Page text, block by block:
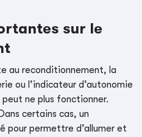
sur le
au reconditionnement, la
ou l’indicateur d’autonomie
ne plus fonctionner.
certains cas, un
pour permettre d’allumer et